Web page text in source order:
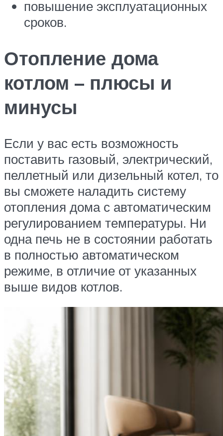
повышение эксплуатационных
сроков.
Отопление дома
котлом – плюсы и
минусы
Если у вас есть возможность
поставить газовый, электрический,
пеллетный или дизельный котел, то
вы сможете наладить систему
отопления дома с автоматическим
регулированием температуры. Ни
одна печь не в состоянии работать
в полностью автоматическом
режиме, в отличие от указанных
выше видов котлов.